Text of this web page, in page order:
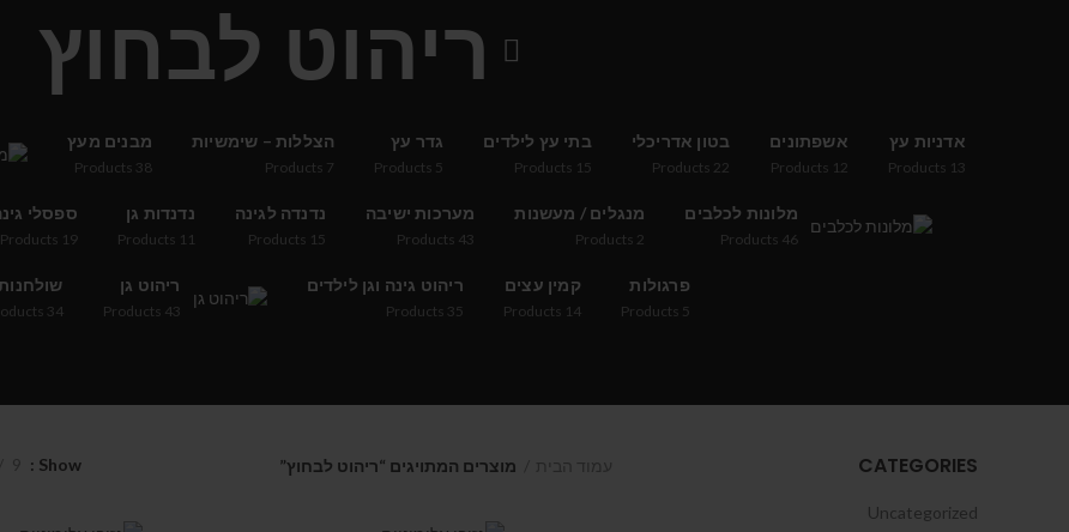
ריהוט לבחוץ
אדניות עץ
13
Products
אשפתונים
12
Products
בטון אדריכלי
22
Products
בתי עץ לילדים
15
Products
גדר עץ
5
Products
הצללות – שימשיות
7
Products
מבנים מעץ
38
Products
מלונות לכלבים
46
Products
מנגלים / מעשנות
2
Products
מערכות ישיבה
43
Products
נדנדה לגינה
15
Products
נדנדות גן
11
Products
ספסלי
19
Products
פרגולות
5
Products
קמין עצים
14
Products
ריהוט גינה וגן לילדים
35
Products
ריהוט גן
43
Products
34
CATEGORIES
Uncategorized
מוצרים המתויגים “ריהוט לבחוץ” Show